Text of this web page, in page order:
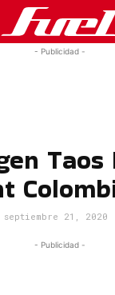
- Publicidad -
Taos
septiembre 21, 2020
- Publicidad -